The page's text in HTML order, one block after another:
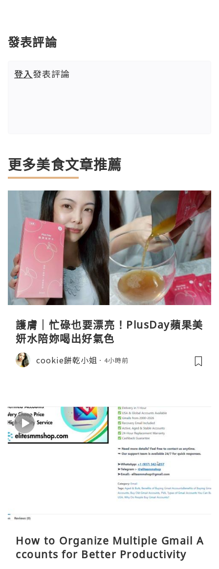
發表評論
登入發表評論
更多美食文章推薦
護膚｜忙碌也要漂亮！PlusDay蘋果美
妍水陪妳喝出好氣色
cookie餅乾小姐 4小時前
How to Organize Multiple Gmail A
ccounts for Better Productivity